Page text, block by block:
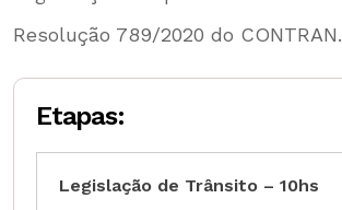
Resolução 789/2020 do CONTRAN.
Etapas:
Legislação de Trânsito – 10hs